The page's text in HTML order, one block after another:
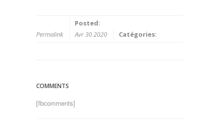
Permalink
Posted:
Avr 30 2020
Catégories:
COMMENTS
[fbcomments]